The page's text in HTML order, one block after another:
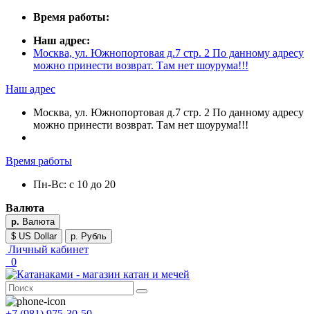
Время работы:
Наш адрес:
Москва, ул. Южнопортовая д.7 стр. 2 По данному адресу
можно принести возврат. Там нет шоурума!!!
Наш адрес
Москва, ул. Южнопортовая д.7 стр. 2 По данному адресу
можно принести возврат. Там нет шоурума!!!
Время работы
Пн-Вс: с 10 до 20
Валюта
р. Валюта
$ US Dollar
р. Рубль
Личный кабинет
0